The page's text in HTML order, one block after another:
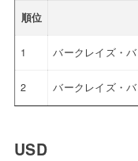
順位
1 バークレイズ・
2 バークレイズ・
USD